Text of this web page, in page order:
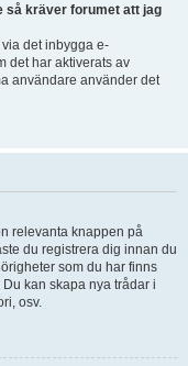
så kräver forumet att jag
det inbygga e-
det har aktiverats av
användare använder det
relevanta knappen på
du registrera dig innan du
som du har finns
kan skapa nya trådar i
osv.